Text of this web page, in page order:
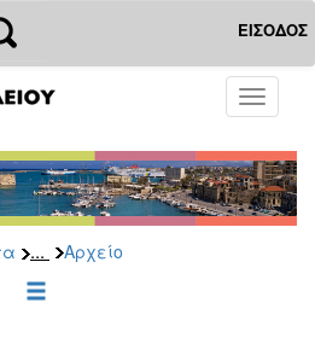
ΕΙΣΟΔΟΣ
Toggle
... Αρχείο